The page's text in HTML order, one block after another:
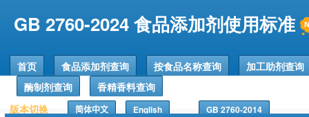
GB 2760-2024 食品添加剂使用标准
首页 食品添加剂查询 按食品名称查询
加工助剂查询
酶制剂查询
香精香料查询
版本切换
简体中文 English GB 2760-2014